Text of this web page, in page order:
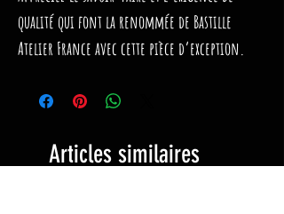
qualité qui font la renommée de Bastille
Atelier France avec cette pièce d’exception.
Articles similaires